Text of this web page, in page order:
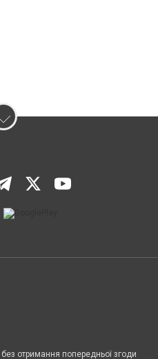
отримання попередньої згоди